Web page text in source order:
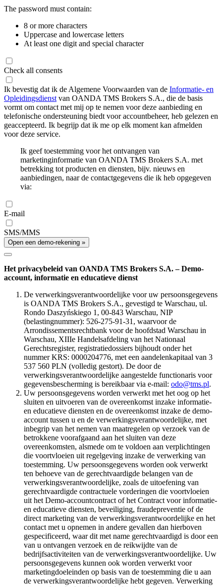
The password must contain:
8 or more characters
Uppercase and lowercase letters
At least one digit and special character
Check all consents
Ik bevestig dat ik de Algemene Voorwaarden van de Informatie- en
Opleidingsdienst van OANDA TMS Brokers S.A., die de basis
vormt om contact met mij op te nemen voor deze aanbieding en
telefonische ondersteuning biedt voor accountbeheer, heb gelezen en
geaccepteerd. Ik begrijp dat ik me op elk moment kan afmelden
voor deze service.
Ik geef toestemming voor het ontvangen van
marketinginformatie van OANDA TMS Brokers S.A. met
betrekking tot producten en diensten, bijv. nieuws en
aanbiedingen, naar de contactgegevens die ik heb opgegeven
via:
E-mail
SMS/MMS
Open een demo-rekening »
Het privacybeleid van OANDA TMS Brokers S.A. – Demo-
account, informatie en educatieve dienst
De verwerkingsverantwoordelijke voor uw persoonsgegevens
is OANDA TMS Brokers S.A., gevestigd te Warschau, ul.
Rondo Daszyńskiego 1, 00-843 Warschau, NIP
(belastingnummer): 526-275-91-31, waarvoor de
Arrondissementsrechtbank voor de hoofdstad Warschau in
Warschau, XIIIe Handelsafdeling van het Nationaal
Gerechtsregister, registratiedossiers bijhoudt onder het
nummer KRS: 0000204776, met een aandelenkapitaal van 3
537 560 PLN (volledig gestort). De door de
verwerkingsverantwoordelijke aangestelde functionaris voor
gegevensbescherming is bereikbaar via e-mail: odo@tms.pl.
Uw persoonsgegevens worden verwerkt met het oog op het
sluiten en uitvoeren van de overeenkomst inzake informatie-
en educatieve diensten en de overeenkomst inzake de demo-
account tussen u en de verwerkingsverantwoordelijke, met
inbegrip van het nemen van maatregelen op verzoek van de
betrokkene voorafgaand aan het sluiten van deze
overeenkomsten, alsmede om te voldoen aan verplichtingen
die voortvloeien uit regelgeving inzake de verwerking van
toestemming. Uw persoonsgegevens worden ook verwerkt
ten behoeve van de gerechtvaardigde belangen van de
verwerkingsverantwoordelijke, zoals de uitoefening van
gerechtvaardigde contractuele vorderingen die voortvloeien
uit het Demo-accountcontract of het Contract voor informatie-
en educatieve diensten, beveiliging, fraudepreventie of de
direct marketing van de verwerkingsverantwoordelijke en het
contact met u opnemen in andere gevallen dan hierboven
gespecificeerd, waar dit met name gerechtvaardigd is door een
van u ontvangen verzoek en de reikwijdte van de
bedrijfsactiviteiten van de verwerkingsverantwoordelijke. Uw
persoonsgegevens kunnen ook worden verwerkt voor
marketingdoeleinden op basis van de toestemming die u aan
de verwerkingsverantwoordelijke hebt gegeven. Verwerking